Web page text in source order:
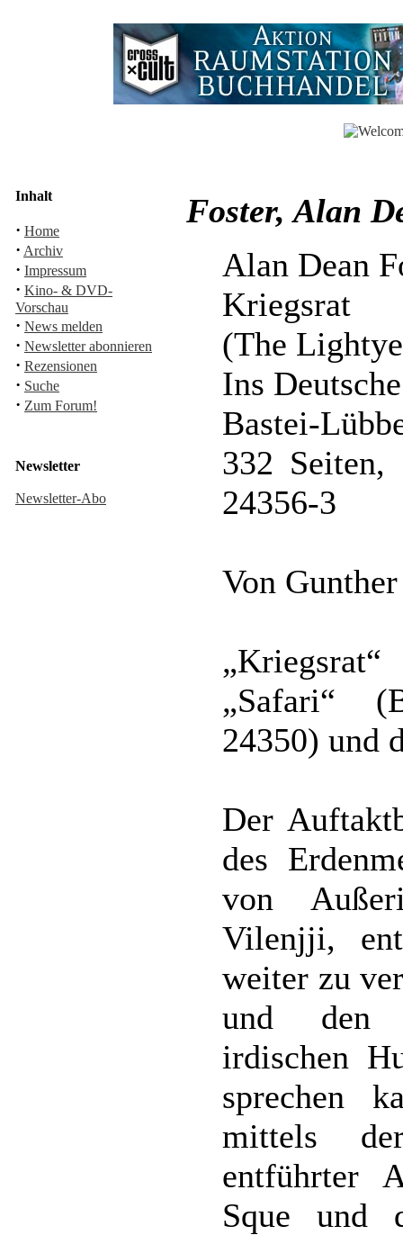
Inhalt
· Home
· Archiv
· Impressum
· Kino- & DVD-
Vorschau
· News melden
· Newsletter abonnieren
· Rezensionen
· Suche
· Zum Forum!
Newsletter
Newsletter-Abo
Foster, Alan
Alan Dean
Kriegsrat
(The
Ins
Bastei-
332
24356-3
Von
„Safari“
24350) und
Der
des
von
Vilenjji,
weiter zu
und den
irdischen
sprechen
mittels
entführter
Sque und